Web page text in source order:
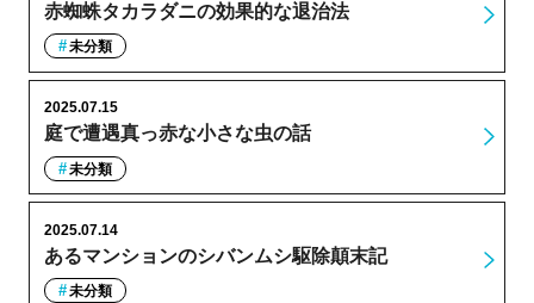
赤蜘蛛タカラダニの効果的な退治法
未分類
庭で遭遇真っ赤な小さな虫の話
2025.07.15
未分類
あるマンションのシバンムシ駆除顛末記
2025.07.14
未分類